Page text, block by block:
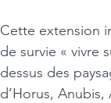
Cette extension
de survie « vivre
dessus des
d’Horus,